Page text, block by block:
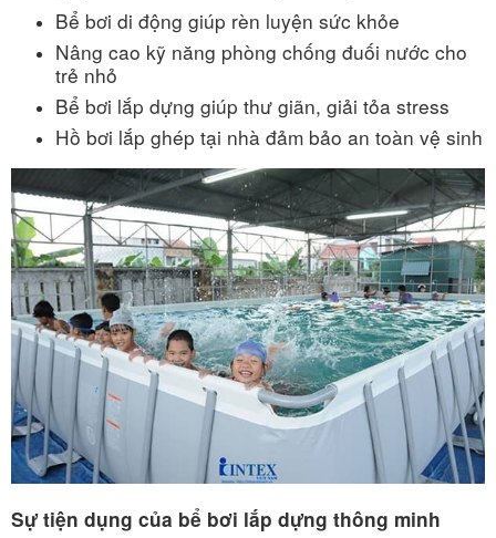
Bể bơi di động giúp rèn luyện sức khỏe
Nâng cao kỹ năng phòng chống đuối nước cho
trẻ nhỏ
Bể bơi lắp dựng giúp thư giãn, giải tỏa stress
Hồ bơi lắp ghép tại nhà đảm bảo an toàn vệ sinh
Sự tiện dụng của bể bơi lắp dựng thông minh